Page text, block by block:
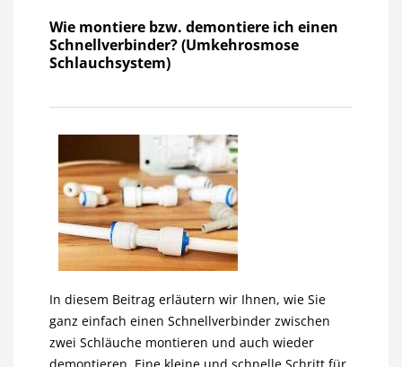
Wie montiere bzw. demontiere ich einen
Schnellverbinder? (Umkehrosmose
Schlauchsystem)
In diesem Beitrag erläutern wir Ihnen, wie Sie
ganz einfach einen Schnellverbinder zwischen
zwei Schläuche montieren und auch wieder
demontieren. Eine kleine und schnelle Schritt für